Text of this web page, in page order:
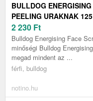
BULLDOG
PEELING URAKNAK
2 230 Ft
Bulldog Energising Face
minőségi Bulldog
megad mindent az ...
férfi, bulldog
notino.hu